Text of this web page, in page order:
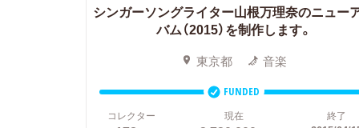
シンガーソングライター山根万理奈のニュー
バム（2015）を制作します。
東京都 音楽
FUNDED
コレクター
現在 終了